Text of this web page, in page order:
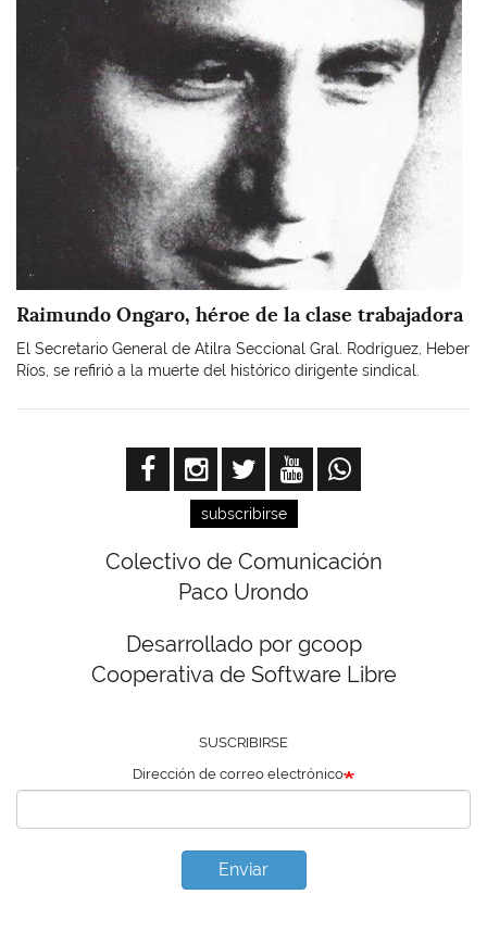
Raimundo Ongaro, héroe de la clase trabajadora
El Secretario General de Atilra Seccional Gral. Rodríguez, Heber
Ríos, se refirió a la muerte del histórico dirigente sindical.
subscribirse
Colectivo de Comunicación
Paco Urondo
Desarrollado por gcoop
Cooperativa de Software Libre
SUSCRIBIRSE
Dirección de correo electrónico
Enviar